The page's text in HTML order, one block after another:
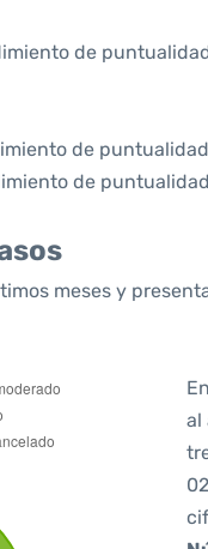
de
de
de
meses y
al